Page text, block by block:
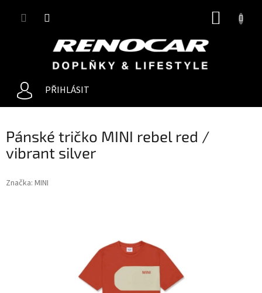
PŘIHLÁSIT
Pánské tričko MINI rebel red /
vibrant silver
Značka: MINI